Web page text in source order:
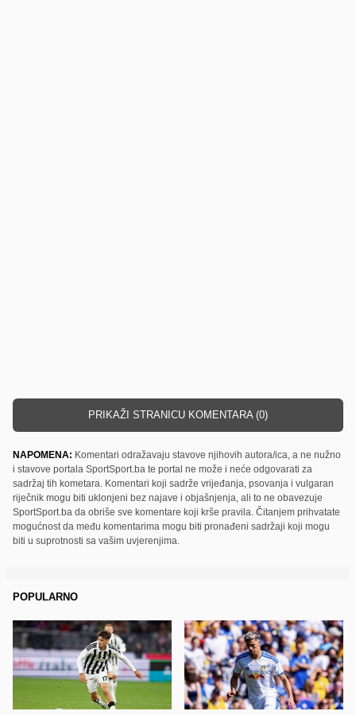
PRIKAŽI STRANICU KOMENTARA (0)
NAPOMENA: Komentari odražavaju stavove njihovih autora/ica, a ne nužno
i stavove portala SportSport.ba te portal ne može i neće odgovarati za
sadržaj tih kometara. Komentari koji sadrže vrijeđanja, psovanja i vulgaran
riječnik mogu biti uklonjeni bez najave i objašnjenja, ali to ne obavezuje
SportSport.ba da obriše sve komentare koji krše pravila. Čitanjem prihvatate
mogućnost da među komentarima mogu biti pronađeni sadržaji koji mogu
biti u suprotnosti sa vašim uvjerenjima.
POPULARNO